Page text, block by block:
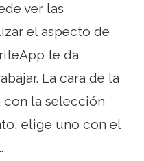
ver las
el aspecto de
te da
La cara de la
la selección
elige uno con el